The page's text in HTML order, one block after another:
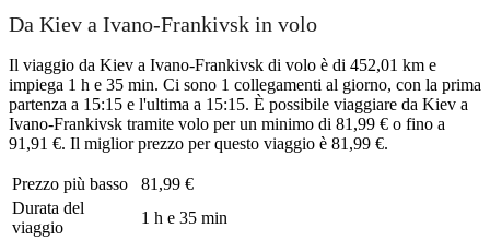
Da Kiev a Ivano-Frankivsk in volo
Il viaggio da Kiev a Ivano-Frankivsk di volo è di 452,01 km e
impiega 1 h e 35 min. Ci sono 1 collegamenti al giorno, con la prima
partenza a 15:15 e l'ultima a 15:15. È possibile viaggiare da Kiev a
Ivano-Frankivsk tramite volo per un minimo di 81,99 € o fino a
91,91 €. Il miglior prezzo per questo viaggio è 81,99 €.
Prezzo più basso
81,99 €
Durata del
viaggio
1 h e 35 min